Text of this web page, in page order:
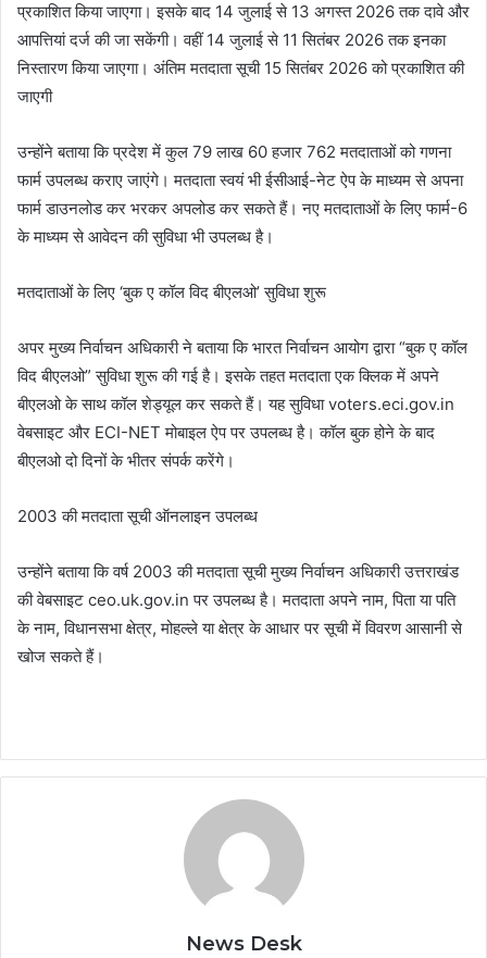
प्रकाशित किया जाएगा। इसके बाद 14 जुलाई से 13 अगस्त 2026 तक दावे और
आपत्तियां दर्ज की जा सकेंगी। वहीं 14 जुलाई से 11 सितंबर 2026 तक इनका
निस्तारण किया जाएगा। अंतिम मतदाता सूची 15 सितंबर 2026 को प्रकाशित की
जाएगी
उन्होंने बताया कि प्रदेश में कुल 79 लाख 60 हजार 762 मतदाताओं को गणना
फार्म उपलब्ध कराए जाएंगे। मतदाता स्वयं भी ईसीआई-नेट ऐप के माध्यम से अपना
फार्म डाउनलोड कर भरकर अपलोड कर सकते हैं। नए मतदाताओं के लिए फार्म-6
के माध्यम से आवेदन की सुविधा भी उपलब्ध है।
मतदाताओं के लिए ‘बुक ए कॉल विद बीएलओ’ सुविधा शुरू
अपर मुख्य निर्वाचन अधिकारी ने बताया कि भारत निर्वाचन आयोग द्वारा “बुक ए कॉल
विद बीएलओ” सुविधा शुरू की गई है। इसके तहत मतदाता एक क्लिक में अपने
बीएलओ के साथ कॉल शेड्यूल कर सकते हैं। यह सुविधा voters.eci.gov.in
वेबसाइट और ECI-NET मोबाइल ऐप पर उपलब्ध है। कॉल बुक होने के बाद
बीएलओ दो दिनों के भीतर संपर्क करेंगे।
2003 की मतदाता सूची ऑनलाइन उपलब्ध
उन्होंने बताया कि वर्ष 2003 की मतदाता सूची मुख्य निर्वाचन अधिकारी उत्तराखंड
की वेबसाइट ceo.uk.gov.in पर उपलब्ध है। मतदाता अपने नाम, पिता या पति
के नाम, विधानसभा क्षेत्र, मोहल्ले या क्षेत्र के आधार पर सूची में विवरण आसानी से
खोज सकते हैं।
News Desk